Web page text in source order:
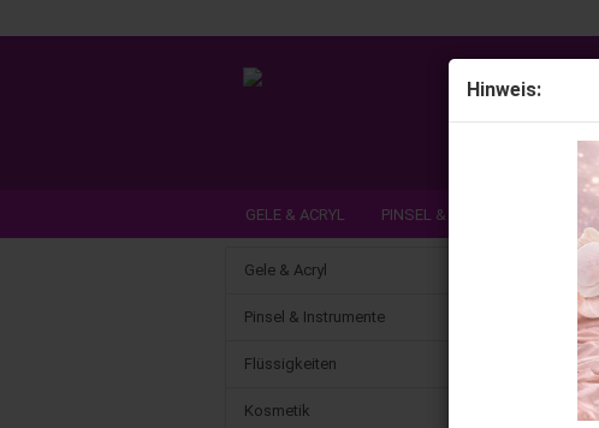
Hinweis:
GELE & ACRYL PINSEL & INSTRUMENTE
DEAL DER WOCHE / NEUHEITEN
Gele & Acryl
Pinsel & Instrumente
Flüssigkeiten
Kosmetik